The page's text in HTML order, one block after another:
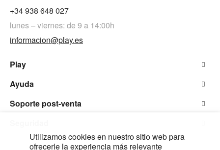
+34 938 648 027
lunes – viernes: de 9 a 14:00h
informacion@play.es
Play
Ayuda
Soporte post-venta
Utilizamos cookies en nuestro sitio web para
ofrecerle la experiencia más relevante